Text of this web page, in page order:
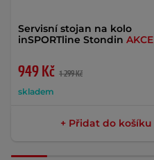
Servisní stojan na kolo
inSPORTline Stondin AKCE
949 Kč 1 299 Kč
skladem
+ Přidat do košíku